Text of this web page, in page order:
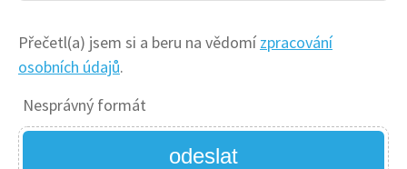
Přečetl(a) jsem si a beru na vědomí zpracování
osobních údajů.
Nesprávný formát
odeslat